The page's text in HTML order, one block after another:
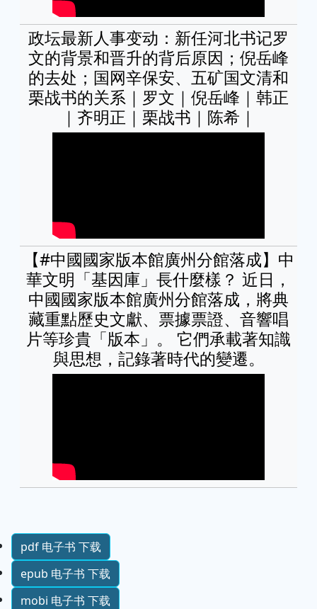
政坛最新人事变动：新任河北书记罗
文的背景和晋升的背后原因；倪岳峰
的去处；国网辛保安、五矿国文清和
栗战书的关系｜罗文｜倪岳峰｜韩正
｜齐明正｜栗战书｜陈希｜
【#中國國家版本館廣州分館落成】中
華文明「基因庫」長什麼樣？ 近日，
中國國家版本館廣州分館落成，將典
藏重點歷史文獻、票據票證、音響唱
片等珍貴「版本」。 它們承載著知識
與思想，記錄著時代的變遷。
pdf 电子书 下载
epub 电子书 下载
mobi 电子书 下载